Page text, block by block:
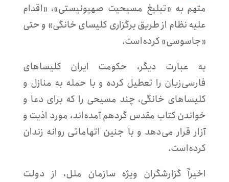
متهم به «تبلیغ مسیحیت صهیونیستی»، «اقدام
علیه نظام از طریق برگزاری کلیسای خانگی» و حتی
«جاسوسی» کرده‌است.
به عبارت دیگر، حکومت ایران کلیساهای
فارسی‌زبان را تعطیل کرده و با حمله به منازل و
کلیساهای خانگی، چند مسیحی را که برای دعا و
خواندن کتاب مقدس گردهم آمده‌اند، مورد اذیت و
آزار قرار می‌دهد و با جنین اتهاماتی روانه زندان
کرده‌است.
اخیراً گزارشگران ویژه سازمان ملل، از دولت